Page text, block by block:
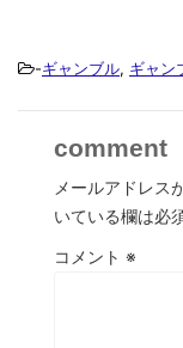
-ギャンブル, ギャン
comment
メールアドレス
いている欄は必
コメント ※